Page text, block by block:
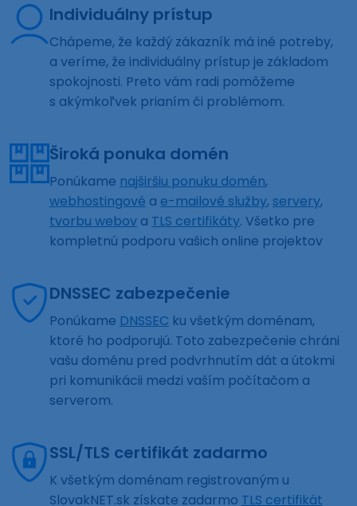
Individuálny prístup
Chápeme, že každý zákazník má iné potreby,
a veríme, že individuálny prístup je základom
spokojnosti. Preto vám radi pomôžeme
s akýmkoľvek prianím či problémom.
Široká ponuka domén
Ponúkame najširšiu ponuku domén,
webhostingové a e-mailové služby, servery,
tvorbu webov a TLS certifikáty. Všetko pre
kompletnú podporu vašich online projektov
DNSSEC zabezpečenie
Ponúkame DNSSEC ku všetkým doménam,
ktoré ho podporujú. Toto zabezpečenie chráni
vašu doménu pred podvrhnutím dát a útokmi
pri komunikácii medzi vaším počítačom a
serverom.
SSL/TLS certifikát zadarmo
K všetkým doménam registrovaným u
SlovakNET.sk získate zadarmo TLS certifikát